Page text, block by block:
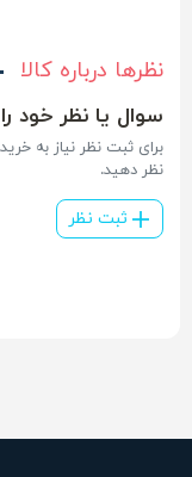
نظرها درباره کالا
سوال یا نظر خود
برای ثبت نظر نیاز به
نظر دهید.
ثبت نظر